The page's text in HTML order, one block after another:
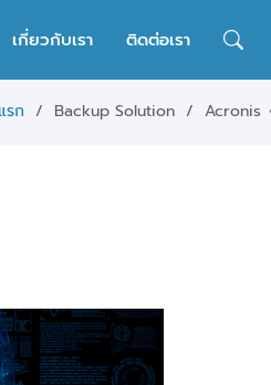
เกี่ยวกับเรา ติดต่อเรา
รก Backup Solution Acronis